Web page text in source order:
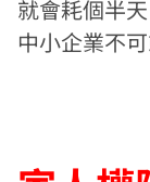
就會耗個半
中小企業不